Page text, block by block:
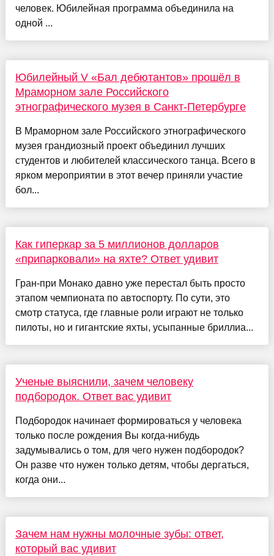
человек. Юбилейная программа объединила на
одной ...
Юбилейный V «Бал дебютантов» прошёл в
Мраморном зале Российского
этнографического музея в Санкт-Петербурге
В Мраморном зале Российского этнографического
музея грандиозный проект объединил лучших
студентов и любителей классического танца. Всего в
ярком мероприятии в этот вечер приняли участие
бол...
Как гиперкар за 5 миллионов долларов
«припарковали» на яхте? Ответ удивит
Гран-при Монако давно уже перестал быть просто
этапом чемпионата по автоспорту. По сути, это
смотр статуса, где главные роли играют не только
пилоты, но и гигантские яхты, усыпанные бриллиа...
Ученые выяснили, зачем человеку
подбородок. Ответ вас удивит
Подбородок начинает формироваться у человека
только после рождения Вы когда-нибудь
задумывались о том, для чего нужен подбородок?
Он разве что нужен только детям, чтобы дергаться,
когда они...
Зачем нам нужны молочные зубы: ответ,
который вас удивит